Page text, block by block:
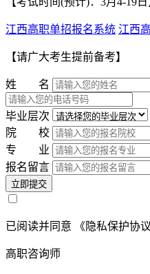
江西高职单招报名系统 江西
【请广大考生提前备考】
姓 名
毕业层次
院 校
专 业
报名留言
立即提交
已阅读并同意 《隐私保护协议
高职咨询师